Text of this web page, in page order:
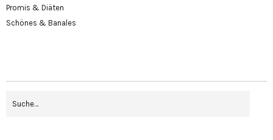
Promis & Diäten
Schönes & Banales